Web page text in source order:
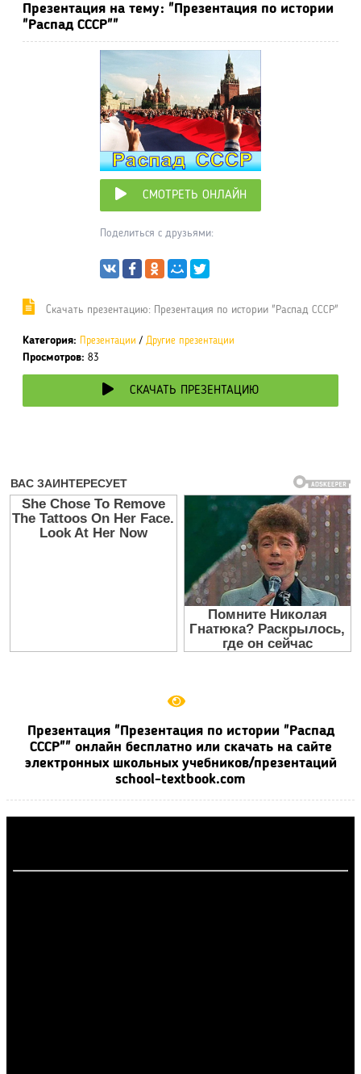
Презентация на тему: "Презентация по истории
"Распад СССР""
СМОТРЕТЬ ОНЛАЙН
Поделиться с друзьями:
Cкачать презентацию: Презентация по истории "Распад СССР"
Категория: Презентации / Другие презентации
Просмотров: 83
СКАЧАТЬ ПРЕЗЕНТАЦИЮ
Презентация "Презентация по истории "Распад
СССР"" онлайн бесплатно или скачать на сайте
электронных школьных учебников/презентаций
school-textbook.com